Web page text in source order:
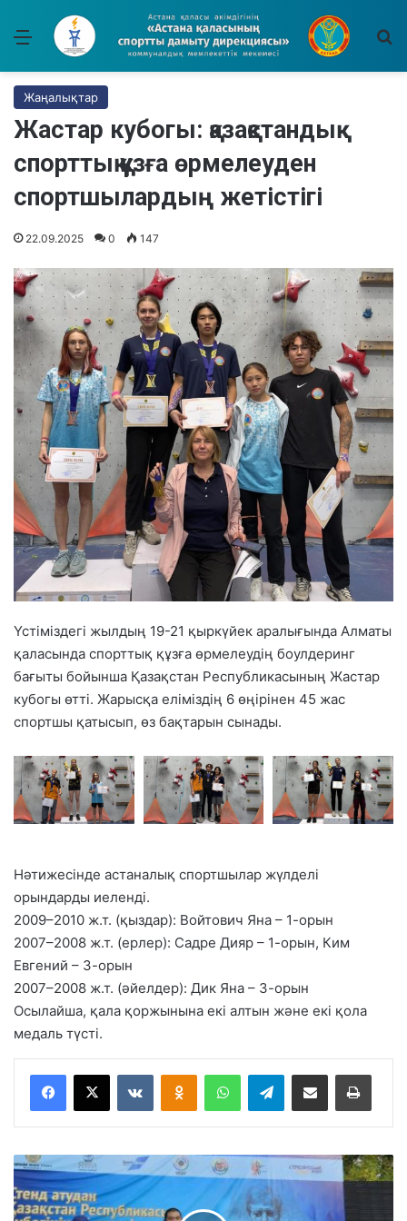
Мәзір
Жаңалықтар
Жастар кубогы: қазақстандық
спорттық құзға өрмелеуден
спортшылардың жетістігі
22.09.2025 0 147
Үстіміздегі жылдың 19-21 қыркүйек аралығында Алматы
қаласында спорттық құзға өрмелеудің боулдеринг
бағыты бойынша Қазақстан Республикасының Жастар
кубогы өтті. Жарысқа еліміздің 6 өңірінен 45 жас
спортшы қатысып, өз бақтарын сынады.
Нәтижесінде астаналық спортшылар жүлделі
орындарды иеленді.
2009–2010 ж.т. (қыздар): Войтович Яна – 1-орын
2007–2008 ж.т. (ерлер): Садре Дияр – 1-орын, Ким
Евгений – 3-орын
2007–2008 ж.т. (әйелдер): Дик Яна – 3-орын
Осылайша, қала қоржынына екі алтын және екі қола
медаль түсті.
Telegram
С
т
е